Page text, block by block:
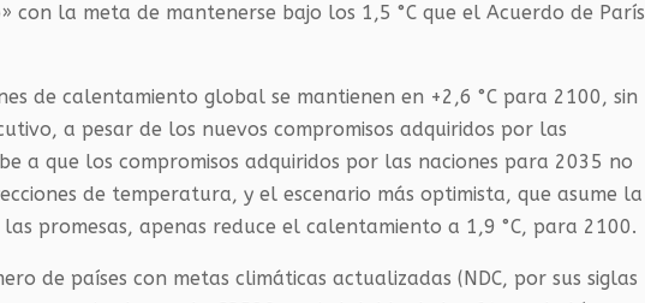
con la meta de mantenerse bajo los 1,5 °C que el Acuerdo de París
de calentamiento global se mantienen en +2,6 °C para 2100, sin
a pesar de los nuevos compromisos adquiridos por las
a que los compromisos adquiridos por las naciones para 2035 no
de temperatura, y el escenario más optimista, que asume la
promesas, apenas reduce el calentamiento a 1,9 °C, para 2100.
de países con metas climáticas actualizadas (NDC, por sus siglas